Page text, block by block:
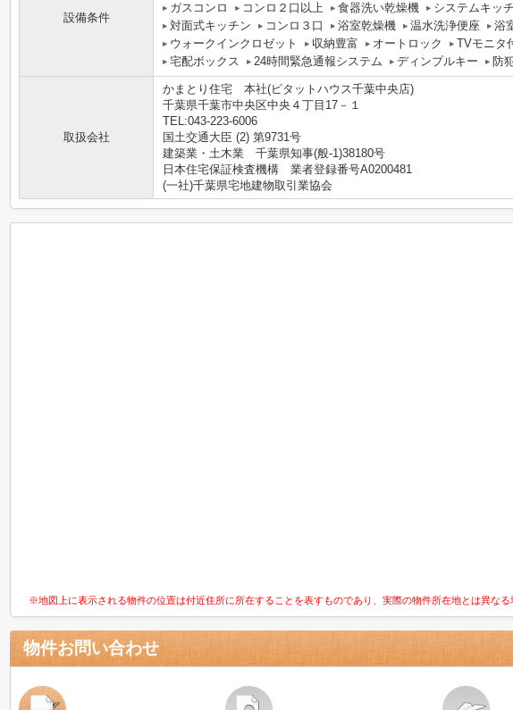
設備条件
ガスコンロ
コンロ２口以上 食器洗い乾燥機
システムキッ
対面式キッチン
コンロ３口 浴室乾燥機 温水洗浄便座
浴
ウォークインクロゼット
収納豊富 オートロック
TVモニタ
宅配ボックス
24時間緊急通報システム ディンプルキー 防
取扱会社
かまとり住宅 本社(ピタットハウス千葉中央店)
千葉県千葉市中央区中央４丁目17－１
TEL:043-223-6006
国土交通大臣 (2) 第9731号
建築業・土木業 千葉県知事(般-1)38180号
日本住宅保証検査機構 業者登録番号A0200481
(一社)千葉県宅地建物取引業協会
※地図上に表示される物件の位置は付近住所に所在することを表すものであり、実際の物件所在地とは異なる
物件お問い合わせ